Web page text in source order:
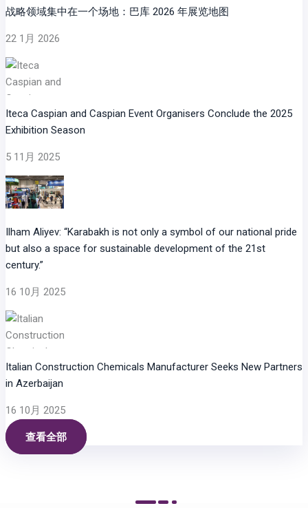
战略领域集中在一个场地：巴库 2026 年展览地图
22 1月 2026
Iteca Caspian and Caspian Event Organisers Conclude the 2025
Exhibition Season
5 11月 2025
Ilham Aliyev: “Karabakh is not only a symbol of our national pride
but also a space for sustainable development of the 21st
century.”
16 10月 2025
Italian Construction Chemicals Manufacturer Seeks New Partners
in Azerbaijan
16 10月 2025
查看全部